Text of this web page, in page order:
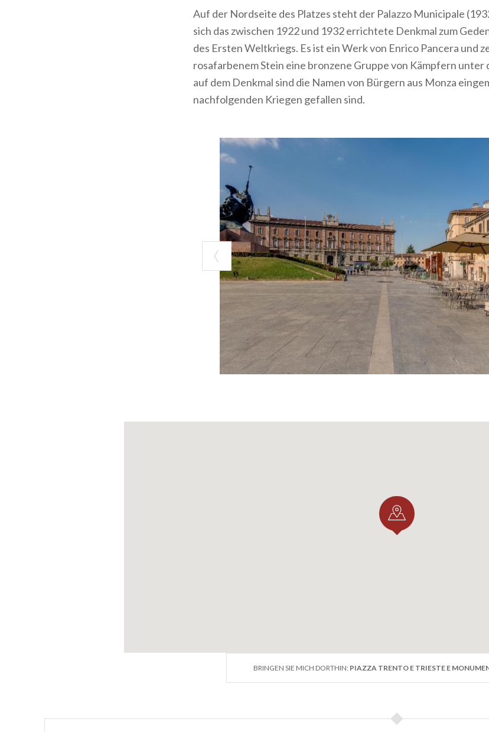
Auf der Nordseite des Platzes steht der Palazzo Municipale
sich das zwischen 1922 und 1932 errichtete Denkmal zum
des Ersten Weltkriegs. Es ist ein Werk von Enrico Pancera und
rosafarbenem Stein eine bronzene Gruppe von Kämpfern unter
auf dem Denkmal sind die Namen von Bürgern aus Monza
nachfolgenden Kriegen gefallen sind.
BRINGEN SIE MICH DORTHIN: PIAZZA TRENTO E TRIESTE E